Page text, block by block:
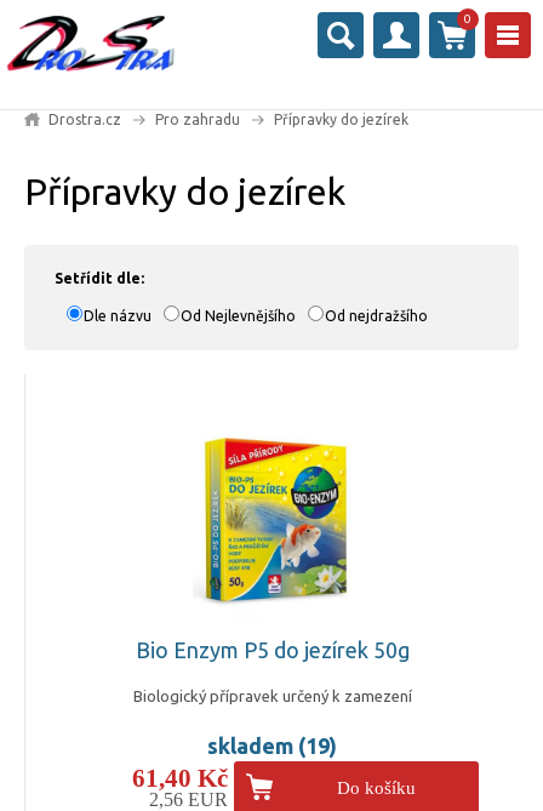
0
Drostra.cz Pro zahradu Přípravky do jezírek
Přípravky do jezírek
Setřídit dle:
Dle názvu Od Nejlevnějšího Od nejdražšího
Bio Enzym P5 do jezírek 50g
Biologický přípravek určený k zamezení
skladem (19)
61,40 Kč
2,56 EUR
Do košíku